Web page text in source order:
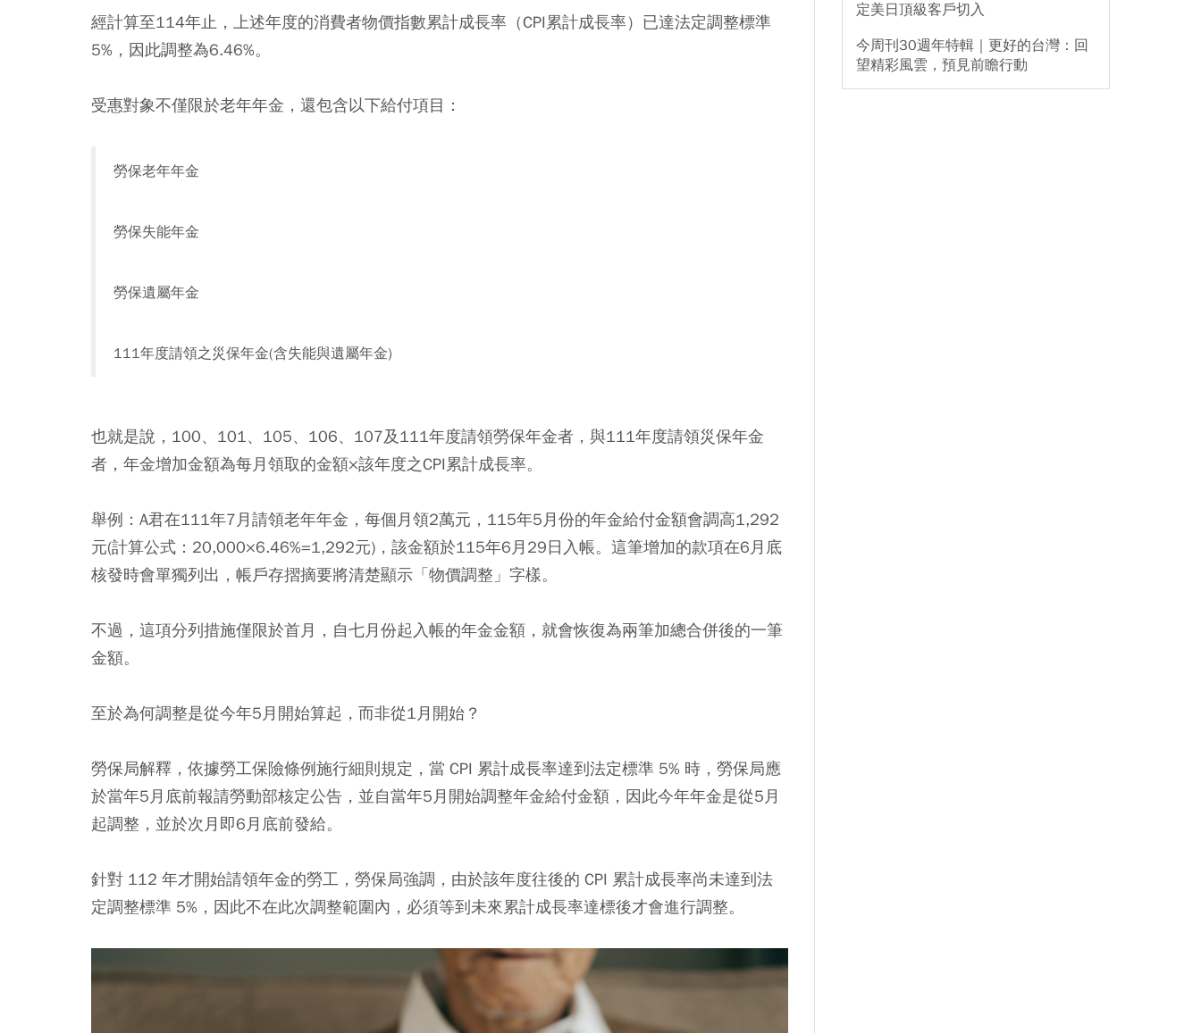
經計算至114年止，上述年度的消費者物價指數累計成長率（CPI累計成長率）已達法定調整標準
5%，因此調整為6.46%。
受惠對象不僅限於老年年金，還包含以下給付項目：
勞保老年年金
勞保失能年金
勞保遺屬年金
111年度請領之災保年金(含失能與遺屬年金)
也就是說，100、101、105、106、107及111年度請領勞保年金者，與111年度請領災保年金
者，年金增加金額為每月領取的金額×該年度之CPI累計成長率。
舉例：A君在111年7月請領老年年金，每個月領2萬元，115年5月份的年金給付金額會調高1,292
元(計算公式：20,000×6.46%=1,292元)，該金額於115年6月29日入帳。 這筆增加的款項在6月底
核發時會單獨列出，帳戶存摺摘要將清楚顯示「物價調整」字樣。
不過，這項分列措施僅限於首月，自七月份起入帳的年金金額，就會恢復為兩筆加總合併後的一筆
金額。
至於為何調整是從今年5月開始算起，而非從1月開始？
勞保局解釋，依據勞工保險條例施行細則規定，當 CPI 累計成長率達到法定標準 5% 時，勞保局應
於當年5月底前報請勞動部核定公告，並自當年5月開始調整年金給付金額，因此今年年金是從5月
起調整，並於次月即6月底前發給。
針對 112 年才開始請領年金的勞工，勞保局強調，由於該年度往後的 CPI 累計成長率尚未達到法
定調整標準 5%，因此不在此次調整範圍內，必須等到未來累計成長率達標後才會進行調整。
定美日頂級客戶切入
今周刊30週年特輯｜更好的台灣：回
望精彩風雲，預見前瞻行動